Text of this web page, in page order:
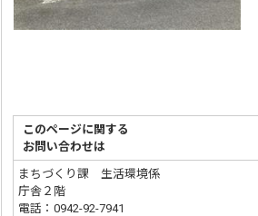
このページに関する
お問い合わせは
まちづくり課 生活環境係
庁舎２階
電話：0942-92-7941